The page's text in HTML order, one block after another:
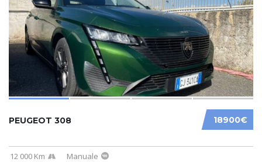
18900€
PEUGEOT 308
12 000 Km Manuale